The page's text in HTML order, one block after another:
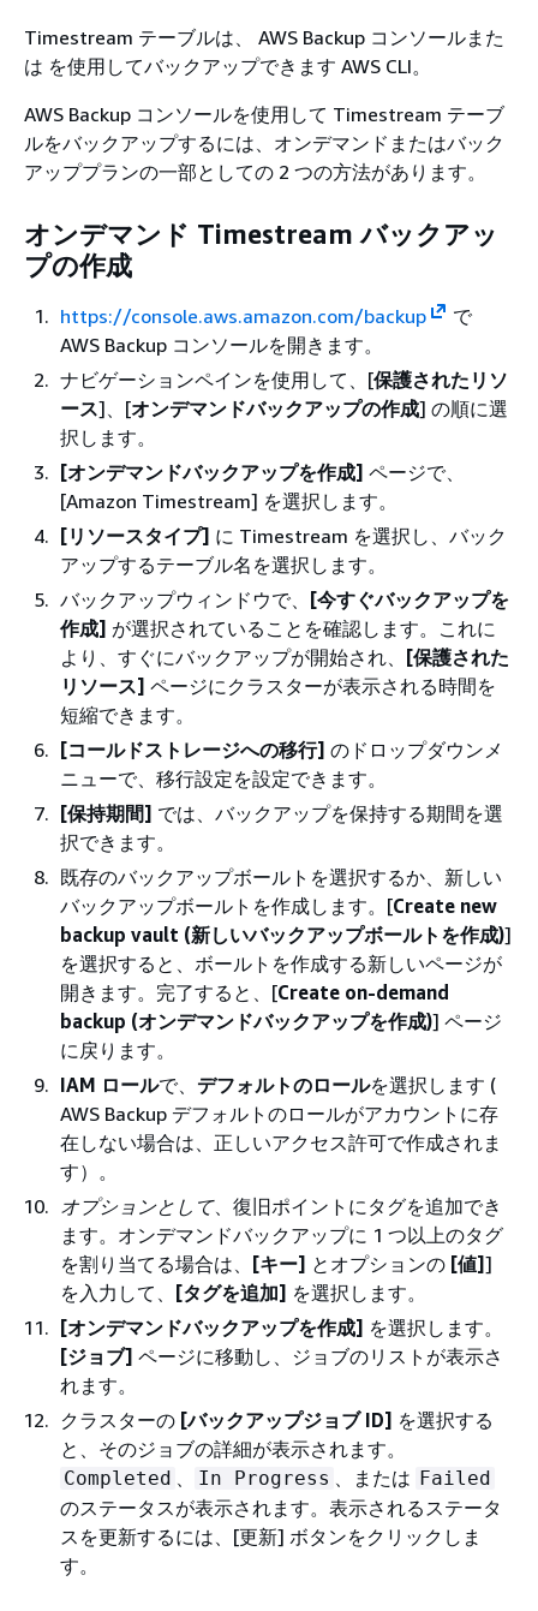
Timestream テーブルは、 AWS Backup コンソールまた
は を使用してバックアップできます AWS CLI。
AWS Backup コンソールを使用して Timestream テーブ
ルをバックアップするには、オンデマンドまたはバック
アッププランの一部としての 2 つの方法があります。
オンデマンド Timestream バックアッ
プの作成
https://console.aws.amazon.com/backup
で
AWS Backup コンソールを開きます。
ナビゲーションペインを使用して、[保護されたリソ
ース]、[オンデマンドバックアップの作成] の順に選
択します。
[オンデマンドバックアップを作成] ページで、
[Amazon Timestream] を選択します。
[リソースタイプ] に Timestream を選択し、バック
アップするテーブル名を選択します。
バックアップウィンドウで、 [今すぐバックアップを
作成] が選択されていることを確認します。これに
より、すぐにバックアップが開始され、 [保護された
リソース] ページにクラスターが表示される時間を
短縮できます。
[コールドストレージへの移行] のドロップダウンメ
ニューで、移行設定を設定できます。
[保持期間] では、バックアップを保持する期間を選
択できます。
既存のバックアップボールトを選択するか、新しい
バックアップボールトを作成します。[Create new
backup vault (新しいバックアップボールトを作成)]
を選択すると、ボールトを作成する新しいページが
開きます。完了すると、[Create on-demand
backup (オンデマンドバックアップを作成)] ページ
に戻ります。
IAM ロールで、 デフォルトのロールを選択します (
AWS Backup デフォルトのロールがアカウントに存
在しない場合は、正しいアクセス許可で作成されま
す）。
オプションとして、復旧ポイントにタグを追加でき
ます。オンデマンドバックアップに 1 つ以上のタグ
を割り当てる場合は、 [キー] とオプションの [値]]
を入力して、 [タグを追加] を選択します。
[オンデマンドバックアップを作成] を選択します。
[ジョブ] ページに移動し、ジョブのリストが表示さ
れます。
クラスターの [バックアップジョブ ID] を選択する
と、そのジョブの詳細が表示されます。
Completed In Progress 、または Failed
のステータスが表示されます。表示されるステータ
スを更新するには、[更新] ボタンをクリックしま
す。